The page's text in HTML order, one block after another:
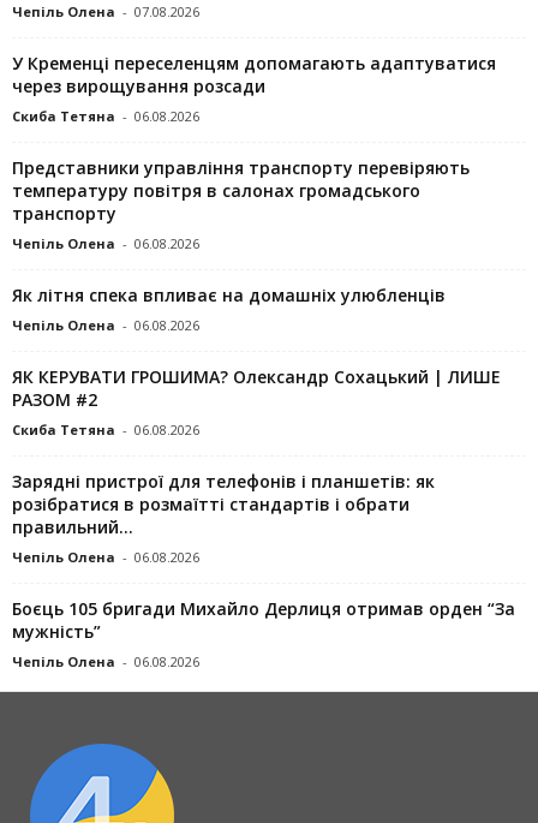
Чепіль Олена - 07.08.2026
У Кременці переселенцям допомагають адаптуватися
через вирощування розсади
Скиба Тетяна - 06.08.2026
Представники управління транспорту перевіряють
температуру повітря в салонах громадського
транспорту
Чепіль Олена - 06.08.2026
Як літня спека впливає на домашніх улюбленців
Чепіль Олена - 06.08.2026
ЯК КЕРУВАТИ ГРОШИМА? Олександр Сохацький | ЛИШЕ
РАЗОМ #2
Скиба Тетяна - 06.08.2026
Зарядні пристрої для телефонів і планшетів: як
розібратися в розмаїтті стандартів і обрати
правильний...
Чепіль Олена - 06.08.2026
Боєць 105 бригади Михайло Дерлиця отримав орден “За
мужність”
Чепіль Олена - 06.08.2026